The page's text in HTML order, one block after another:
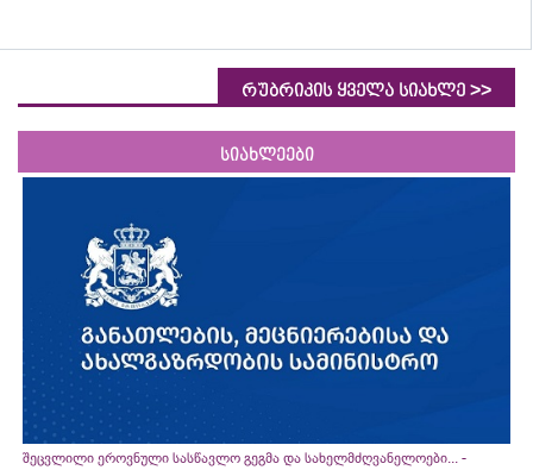
რუბრიკის ყველა სიახლე >>
სიახლეები
შეცვლილი ეროვნული სასწავლო გეგმა და სახელმძღვანელოები... -